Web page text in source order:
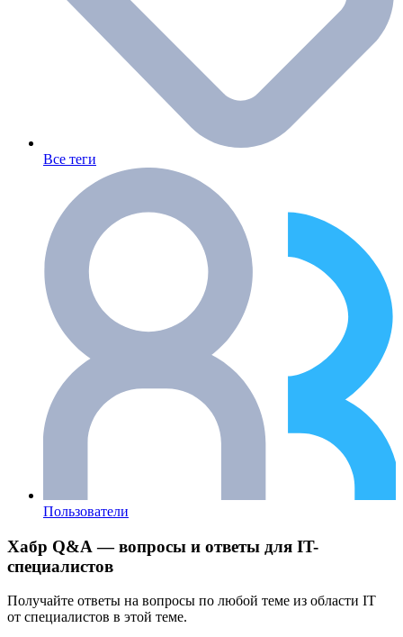
Все теги
Пользователи
Хабр Q&A — вопросы и ответы для IT-
специалистов
Получайте ответы на вопросы по любой теме из области IT
от специалистов в этой теме.